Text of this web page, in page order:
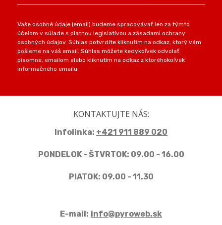
Vaše osobné údaje (email) budeme spracovávať len za týmto
účelom v súlade s platnou legislatívou a zásadami ochrany
osobných údajov. Súhlas potvrdíte kliknutím na odkaz, ktorý vám
pošleme na váš email. Súhlas môžete kedykoľvek odvolať
písomne, emailom alebo kliknutím na odkaz z ktoréhokoľvek
informačného emailu.
KONTAKTUJTE NÁS:
Infolinka: +421 911 889 020
PONDELOK - ŠTVRTOK: 09.00 - 16.00
PIATOK: 09.00 - 11.30
E-mail: info@pyroweb.sk